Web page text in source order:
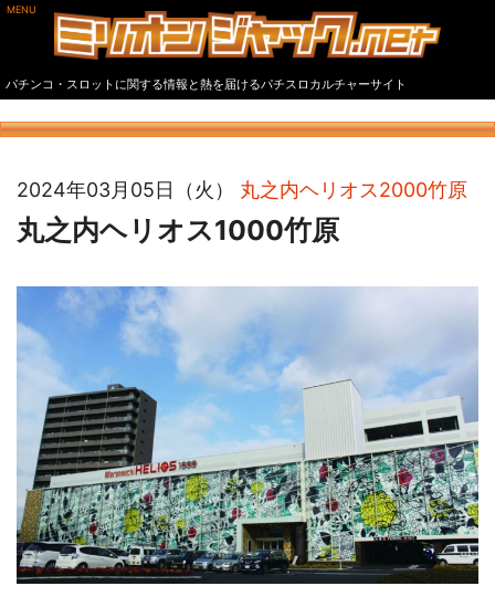
パチンコ・スロットに関する情報と熱を届けるパチスロカルチャーサイト
MENU
2024年03月05日（火） 丸之内ヘリオス2000竹原
丸之内ヘリオス1000竹原